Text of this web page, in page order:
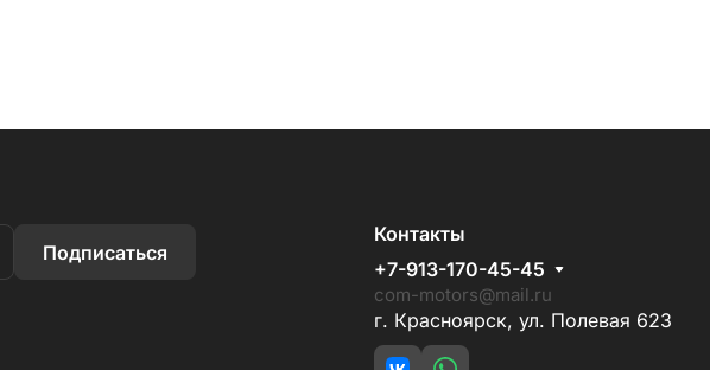
Подписаться
Контакты
+7-913-170-45-45
com-motors@mail.ru
г. Красноярск, ул. Полевая 623